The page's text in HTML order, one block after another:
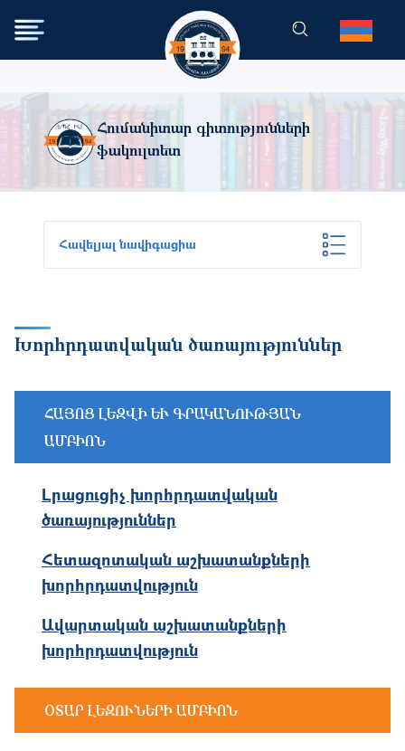
Skip to main content
Հումանիտար գիտությունների
ֆակուլտետ
Հավելյալ նավիգացիա
Խորհրդատվական ծառայություններ
ՀԱՅՈՑ ԼԵԶՎԻ ԵՒ ԳՐԱԿԱՆՈՒԹՅԱՆ Ա
ՄԲԻՈՆ
Լրացուցիչ խորհրդատվական
ծառայություններ
Հետազոտական աշխատանքների
խորհրդատվություն
Ավարտական աշխատանքների
խորհրդատվություն
ՕՏԱՐ ԼԵԶՈՒՆԵՐԻ ԱՄԲԻՈՆ